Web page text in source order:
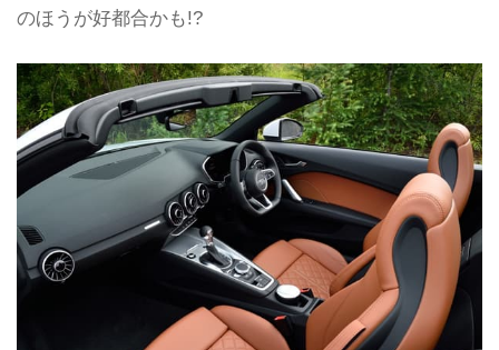
のほうが好都合かも!?